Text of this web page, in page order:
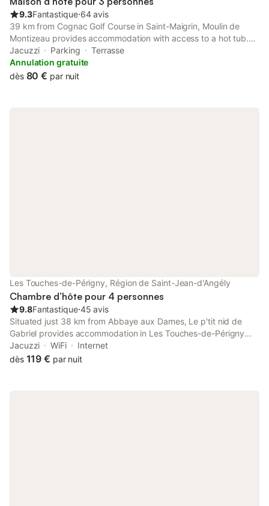
9.3Fantastique⋅64 avis
39 km from Cognac Golf Course in Saint-Maigrin, Moulin de
Montizeau provides accommodation with access to a hot tub.
This property offers access to a terrace and free private
parking.
Jacuzzi Parking
Terrasse
Annulation gratuite
dès 80 € par nuit
Les Touches-de-Périgny, Région de Saint-Jean-d'Angély
Chambre d’hôte pour 4 personnes
9.8Fantastique⋅45 avis
Situated just 38 km from Abbaye aux Dames, Le p'tit nid de
Gabriel provides accommodation in Les Touches-de-Périgny
with access to a garden, barbecue facilities, as well as a shared
kitchen.
Jacuzzi WiFi
Internet
dès 119 € par nuit